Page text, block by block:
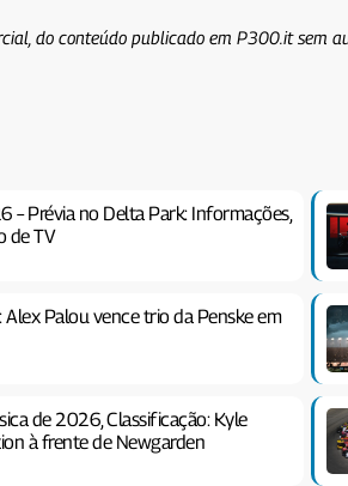
do conteúdo publicado em P300.it sem
– Prévia no Delta Park: Informações,
de TV
Palou vence trio da Penske em
de 2026, Classificação: Kyle
à frente de Newgarden